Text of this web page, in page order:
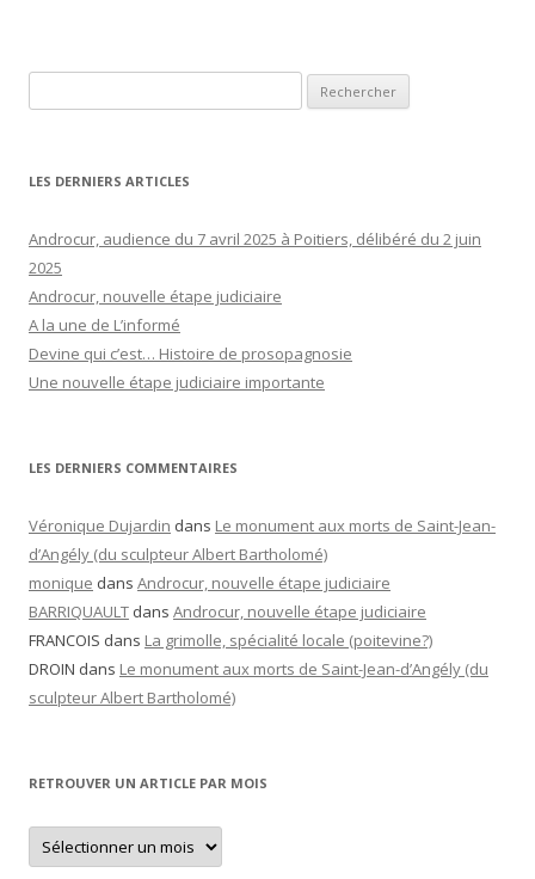
LES DERNIERS ARTICLES
Androcur, audience du 7 avril 2025 à Poitiers, délibéré du 2 juin
2025
Androcur, nouvelle étape judiciaire
A la une de L’informé
Devine qui c’est… Histoire de prosopagnosie
Une nouvelle étape judiciaire importante
LES DERNIERS COMMENTAIRES
Véronique Dujardin dans Le monument aux morts de Saint-Jean-
d’Angély (du sculpteur Albert Bartholomé)
monique dans Androcur, nouvelle étape judiciaire
BARRIQUAULT dans Androcur, nouvelle étape judiciaire
FRANCOIS dans La grimolle, spécialité locale (poitevine?)
DROIN dans Le monument aux morts de Saint-Jean-d’Angély (du
sculpteur Albert Bartholomé)
RETROUVER UN ARTICLE PAR MOIS
Retrouver
un
article